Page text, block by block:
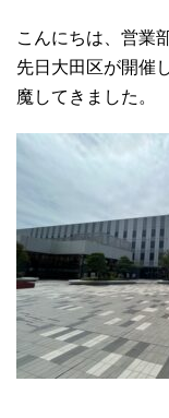
こんにちは、営業
先日大田区が開催
魔してきました。